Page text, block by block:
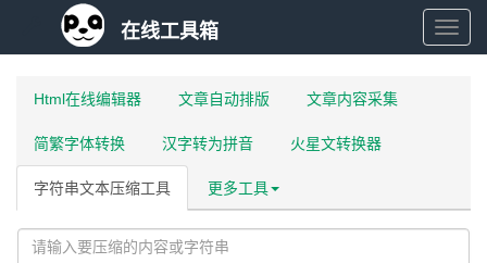
在
具
在线工具箱
Html在线编辑器 文章自动排版 文章内容采集
简繁字体转换 汉字转为拼音 火星文转换器
字符串文本压缩工具 更多工具